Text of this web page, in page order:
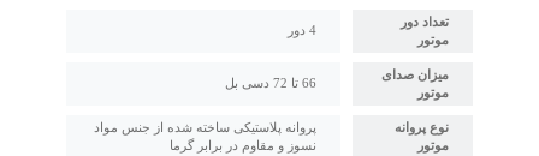
تعداد دور
موتور
4 دور
میزان صدای
موتور
66 تا 72 دسی بل
نوع پروانه
موتور
پروانه پلاستیکی ساخته شده از جنس مواد
نسوز و مقاوم در برابر گرما